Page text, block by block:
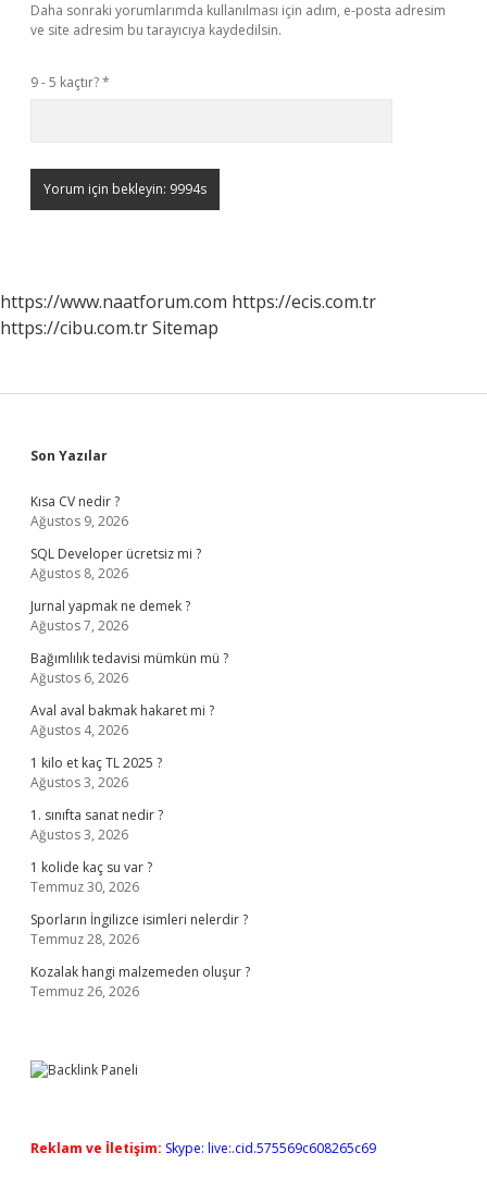
Daha sonraki yorumlarımda kullanılması için adım, e-posta adresim
ve site adresim bu tarayıcıya kaydedilsin.
9 - 5 kaçtır?*
https://www.naatforum.com https://ecis.com.tr
https://cibu.com.trSitemap
Sidebar
Son Yazılar
Kısa CV nedir ?
Ağustos 9, 2026
SQL Developer ücretsiz mi ?
Ağustos 8, 2026
Jurnal yapmak ne demek ?
Ağustos 7, 2026
Bağımlılık tedavisi mümkün mü ?
Ağustos 6, 2026
Aval aval bakmak hakaret mi ?
Ağustos 4, 2026
1 kilo et kaç TL 2025 ?
Ağustos 3, 2026
1. sınıfta sanat nedir ?
Ağustos 3, 2026
1 kolide kaç su var ?
Temmuz 30, 2026
Sporların İngilizce isimleri nelerdir ?
Temmuz 28, 2026
Kozalak hangi malzemeden oluşur ?
Temmuz 26, 2026
Reklam ve İletişim: Skype: live:.cid.575569c608265c69